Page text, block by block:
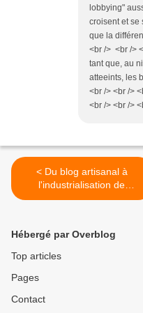
lobbying"
croisent et se
que la
<br /> <br />
tant que, au
atteeints, les
<br /> <br />
<br /> <br />
< Du blog artisanal à
l'industrialisation de
contenus
Hébergé par Overblog
Top articles
Pages
Contact